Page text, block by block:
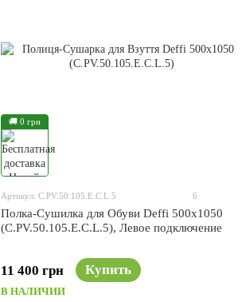
🚚 0 грн
Артикул: C.PV.50.105.E.C.L.5 6
Полка-Сушилка для Обуви Deffi 500x1050
(C.PV.50.105.E.C.L.5), Левое подключение
11 400 грн Купить
В НАЛИЧИИ